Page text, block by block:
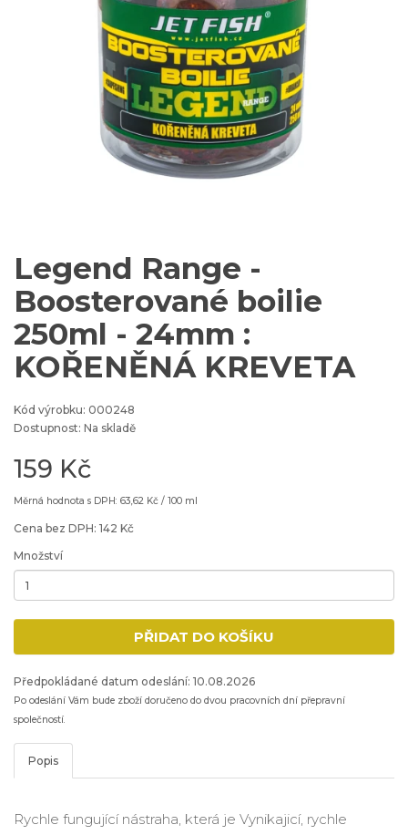
Legend Range -
Boosterované boilie
250ml - 24mm :
KOŘENĚNÁ KREVETA
Kód výrobku: 000248
Dostupnost: Na skladě
159 Kč
Měrná hodnota s DPH: 63,62 Kč / 100 ml
Cena bez DPH: 142 Kč
Množství
PŘIDAT DO KOŠÍKU
Předpokládané datum odeslání: 10.08.2026
Po odeslání Vám bude zboží doručeno do dvou pracovních dní přepravní
společností.
Popis
Rychle fungující nástraha, která je Vynikajicí, rychle